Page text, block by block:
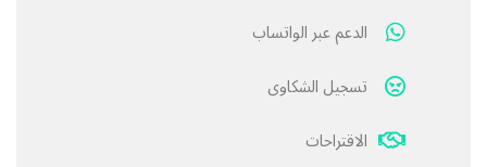
الدعم عبر الواتساب
تسجيل الشكاوى
الاقتراحات